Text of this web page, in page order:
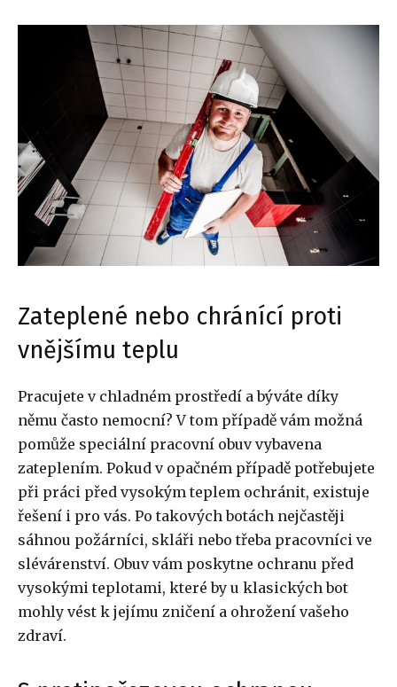
Zateplené nebo chránící proti
vnějšímu teplu
Pracujete v chladném prostředí a býváte díky
němu často nemocní? V tom případě vám možná
pomůže speciální pracovní obuv vybavena
zateplením. Pokud v opačném případě potřebujete
při práci před vysokým teplem ochránit, existuje
řešení i pro vás. Po takových botách nejčastěji
sáhnou požárníci, skláři nebo třeba pracovníci ve
slévárenství. Obuv vám poskytne ochranu před
vysokými teplotami, které by u klasických bot
mohly vést k jejímu zničení a ohrožení vašeho
zdraví.